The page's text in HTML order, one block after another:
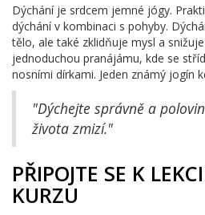
Dýchání je srdcem jemné jógy.
dýchání v kombinaci s pohyby.
tělo, ale také zklidňuje mysl a
jednoduchou pranájámu, kde se
nosními dírkami. Jeden známý jogín
"Dýchejte správně a
života zmizí."
PŘIPOJTE SE K
KURZU